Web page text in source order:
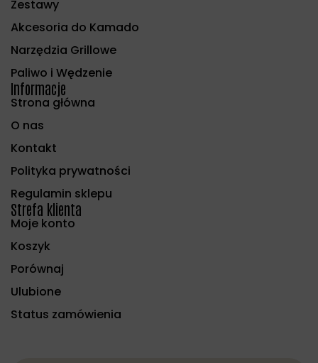
Zestawy
Akcesoria do Kamado
Narzędzia Grillowe
Paliwo i Wędzenie
Informacje
Strona główna
O nas
Kontakt
Polityka prywatności
Regulamin sklepu
Strefa klienta
Moje konto
Koszyk
Porównaj
Ulubione
Status zamówienia